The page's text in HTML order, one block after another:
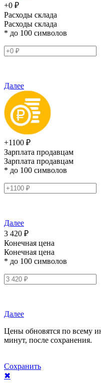
+0 ₽
Расходы склада
Расходы склада
* до 100 символов
Далее
+1100 ₽
Зарплата продавцам
Зарплата продавцам
* до 100 символов
Далее
3 420 ₽
Конечная цена
Конечная цена
* до 100 символов
Далее
Цены обновятся по всему
минут, после сохранения.
Сохранить
✖